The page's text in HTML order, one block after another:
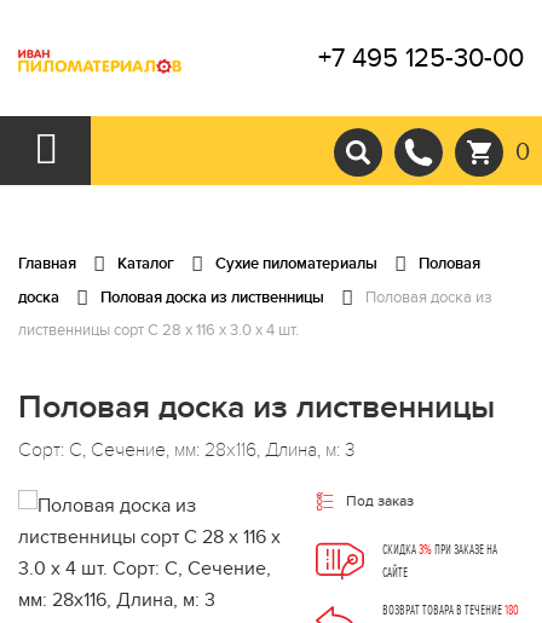
+7 495 125-30-00
0
Главная Каталог Сухие пиломатериалы
Половая
доска
Половая доска из лиственницы
Половая доска из
лиственницы сорт С 28 x 116 x 3.0 x 4 шт.
Половая доска из лиственницы
Сорт: С, Сечение, мм: 28x116, Длина, м: 3
Под заказ
СКИДКА3%ПРИ ЗАКАЗЕ НА
САЙТЕ
ВОЗВРАТ ТОВАРА В ТЕЧЕНИЕ180